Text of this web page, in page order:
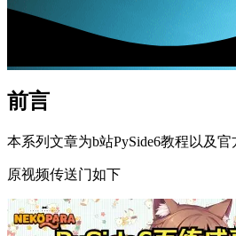
前言
本系列文章为b站PySide6教程以及
原视频传送门如下